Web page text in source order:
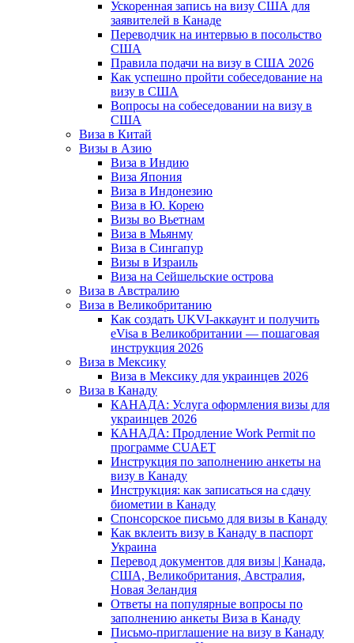
Ускоренная запись на визу США для
заявителей в Канаде
Переводчик на интервью в посольство
США
Правила подачи на визу в США 2026
Как успешно пройти собеседование на
визу в США
Вопросы на собеседовании на визу в
США
Виза в Китай
Визы в Азию
Виза в Индию
Виза Япония
Виза в Индонезию
Виза в Ю. Корею
Визы во Вьетнам
Виза в Мьянму
Виза в Сингапур
Визы в Израиль
Виза на Сейшельские острова
Виза в Австралию
Виза в Великобританию
Как создать UKVI-аккаунт и получить
eVisa в Великобритании — пошаговая
инструкция 2026
Виза в Мексику
Виза в Мексику для украинцев 2026
Виза в Канаду
КАНАДА: Услуга оформления визы для
украинцев 2026
КАНАДА: Продление Work Permit по
программе CUAET
Инструкция по заполнению анкеты на
визу в Канаду
Инструкция: как записаться на сдачу
биометии в Канаду
Спонсорское письмо для визы в Канаду
Как вклеить визу в Канаду в паспорт
Украина
Перевод документов для визы | Канада,
США, Великобритания, Австралия,
Новая Зеландия
Ответы на популярные вопросы по
заполнению анкеты Виза в Канаду
Письмо-приглашение на визу в Канаду